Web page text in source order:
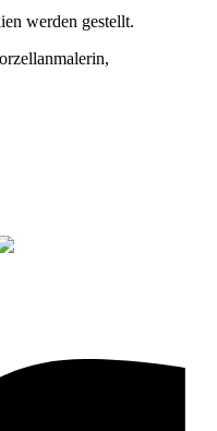
werden gestellt.